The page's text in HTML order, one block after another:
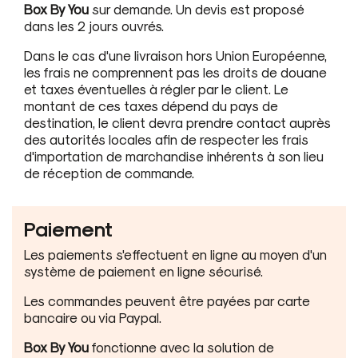
Box By You sur demande. Un devis est proposé
dans les 2 jours ouvrés.
Dans le cas d'une livraison hors Union Européenne,
les frais ne comprennent pas les droits de douane
et taxes éventuelles à régler par le client. Le
montant de ces taxes dépend du pays de
destination, le client devra prendre contact auprès
des autorités locales afin de respecter les frais
d'importation de marchandise inhérents à son lieu
de réception de commande.
Paiement
Les paiements s'effectuent en ligne au moyen d'un
système de paiement en ligne sécurisé.
Les commandes peuvent être payées par carte
bancaire ou via Paypal.
Box By You fonctionne avec la solution de